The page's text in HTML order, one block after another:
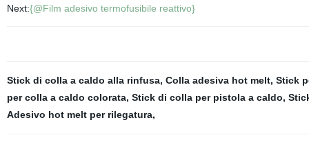
Next:{@Film adesivo termofusibile reattivo}
Stick di colla a caldo alla rinfusa, Colla adesiva hot melt, Stick
per colla a caldo colorata, Stick di colla per pistola a caldo,
Adesivo hot melt per rilegatura,